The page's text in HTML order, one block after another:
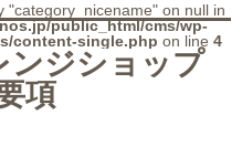
"category_nicename" on null in
public_html/cms/wp-
content-single.php on line 4
ンジショップ
項